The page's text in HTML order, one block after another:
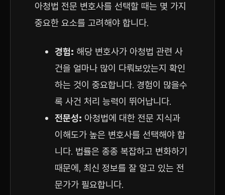
아청법 전문 변호사를 선택할 때는 몇 가지
중요한 요소를 고려해야 합니다.
경험: 해당 변호사가 아청법 관련 사
건을 얼마나 많이 다뤄보았는지 확인
하는 것이 중요합니다. 경험이 많을수
록 사건 처리 능력이 뛰어납니다.
전문성: 아청법에 대한 전문 지식과
이해도가 높은 변호사를 선택해야 합
니다. 법률은 종종 복잡하고 변화하기
때문에, 최신 정보를 잘 알고 있는 전
문가가 필요합니다.